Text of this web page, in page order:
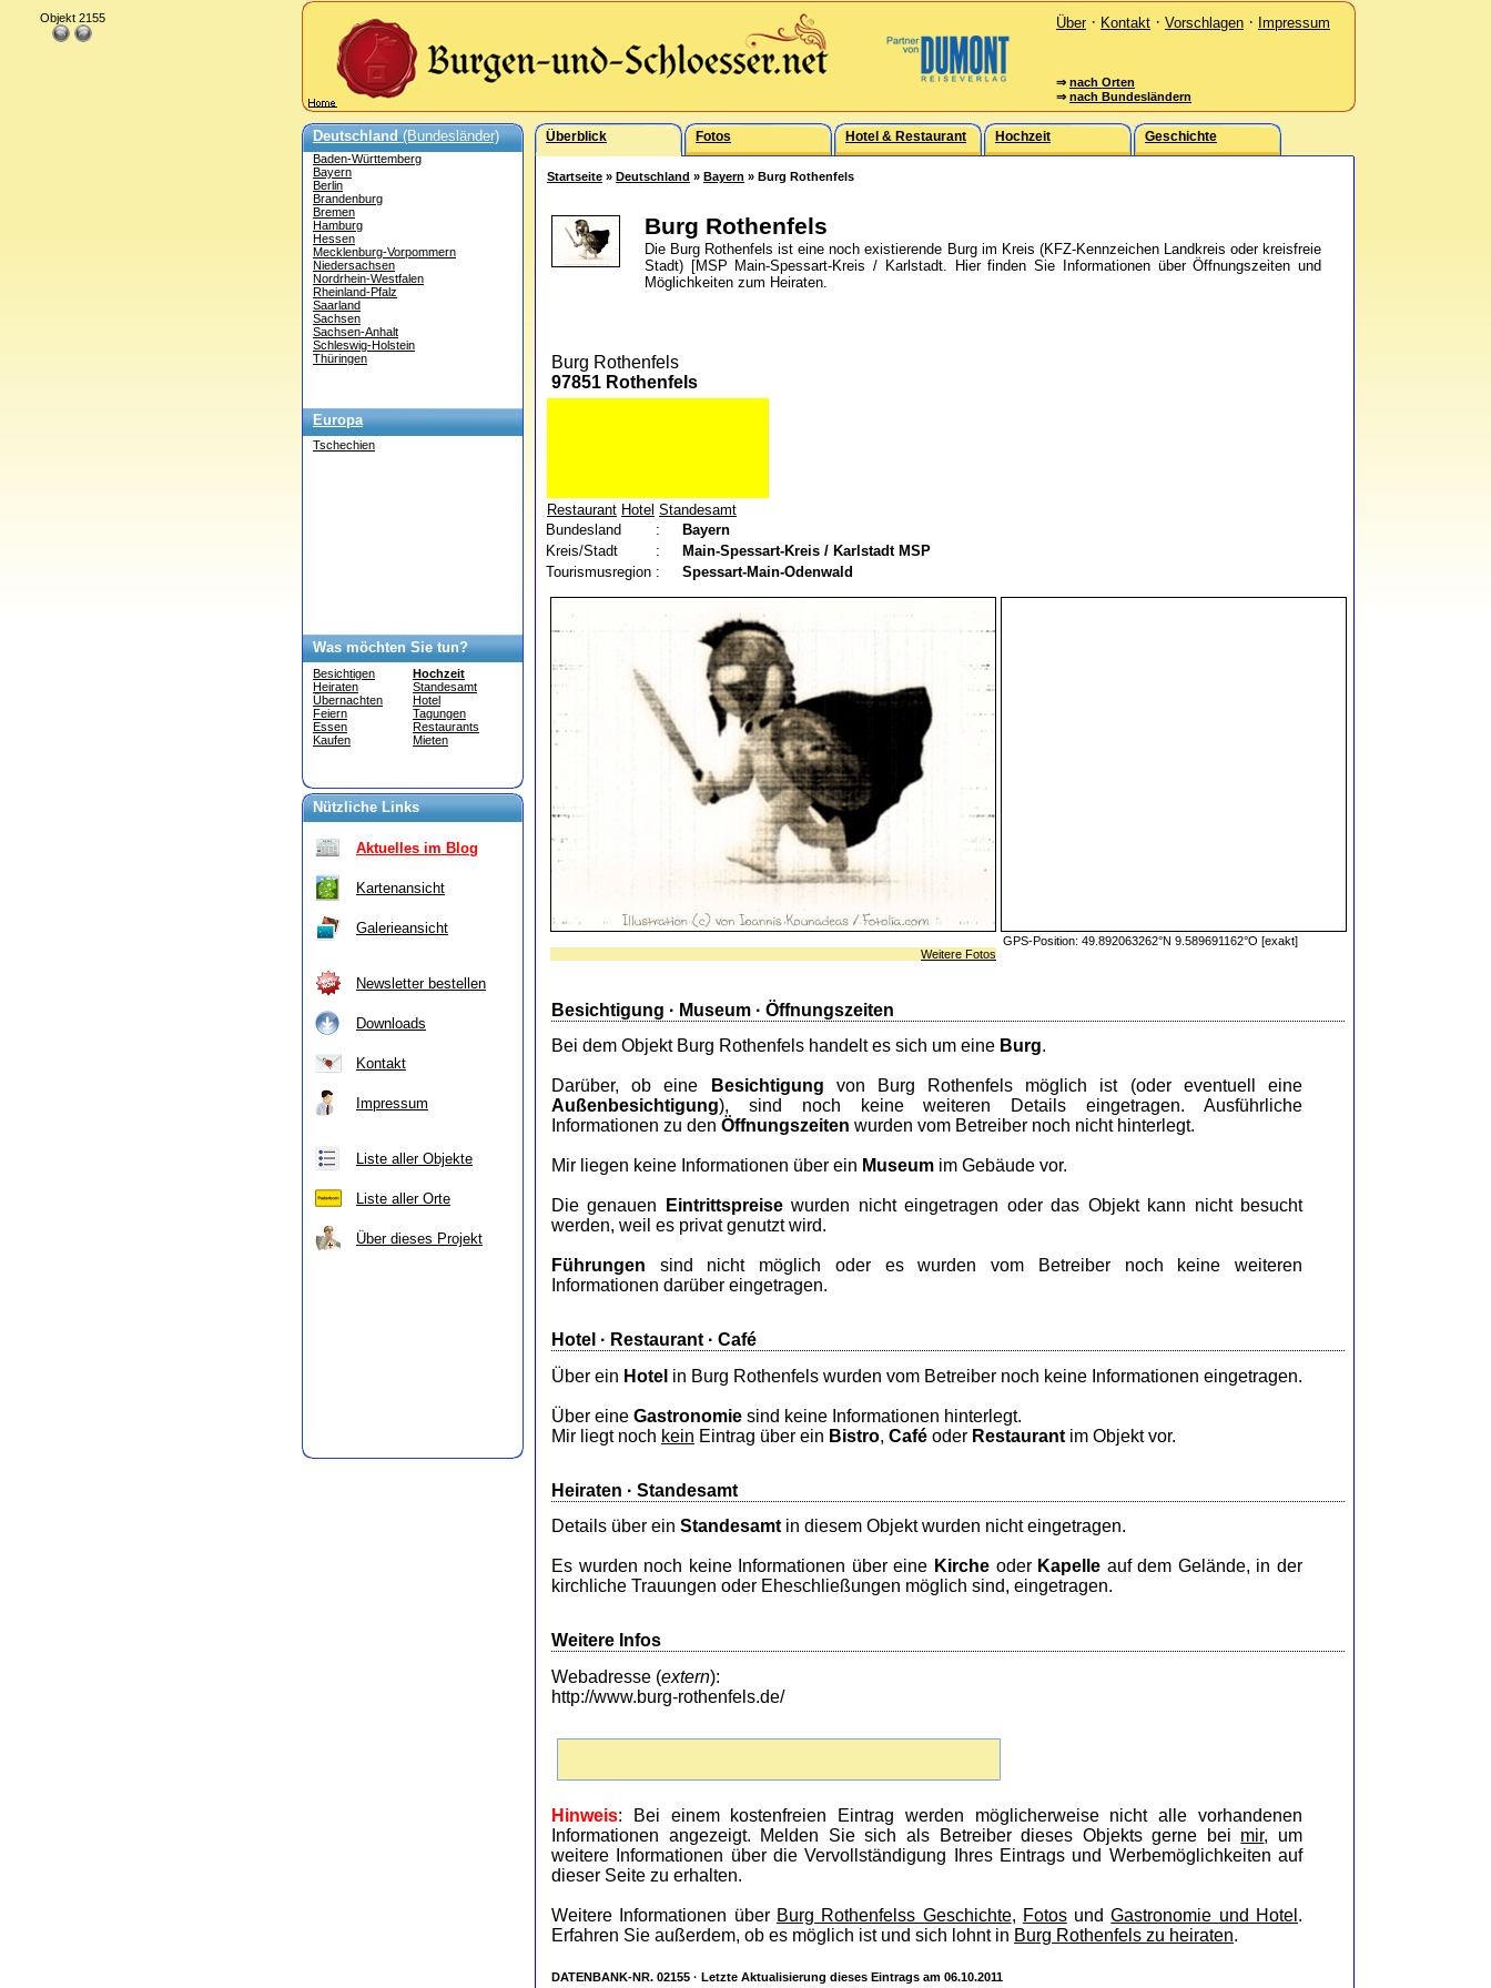
Über· Kontakt · Vorschlagen · Impressum
⇒ nach Orten
⇒ nach Bundesländern
Deutschland(Bundesländer)
Baden-Württemberg
Bayern
Berlin
Brandenburg
Bremen
Hamburg
Hessen
Mecklenburg-Vorpommern
Niedersachsen
Nordrhein-Westfalen
Rheinland-Pfalz
Saarland
Sachsen
Sachsen-Anhalt
Schleswig-Holstein
Thüringen
Europa
Tschechien
Was möchten Sie tun?
Besichtigen
Heiraten
Übernachten
Feiern
Essen
Kaufen
Hochzeit
Standesamt
Hotel
Tagungen
Restaurants
Mieten
Nützliche Links
Aktuelles im Blog
Kartenansicht
Galerieansicht
Newsletter bestellen
Downloads
Kontakt
Impressum
Liste aller Objekte
Liste aller Orte
Über dieses Projekt
Überblick Fotos Hotel & Restaurant Hochzeit Geschichte
Startseite » Deutschland » Bayern » Burg Rothenfels
Burg Rothenfels
Die Burg Rothenfels ist eine noch existierende Burg im Kreis (KFZ-Kennzeichen Landkreis oder kreisfreie
Stadt) [MSP Main-Spessart-Kreis / Karlstadt. Hier finden Sie Informationen über Öffnungszeiten und
Möglichkeiten zum Heiraten.
Burg Rothenfels
97851 Rothenfels
Restaurant Hotel Standesamt
Bundesland
:
Bayern
Kreis/Stadt
: Main-Spessart-Kreis / Karlstadt MSP
Tourismusregion : Spessart-Main-Odenwald
GPS-Position: 49.892063262°N 9.589691162°O [exakt]
Weitere Fotos
Besichtigung · Museum · Öffnungszeiten
Bei dem Objekt Burg Rothenfels handelt es sich um eine Burg.
Darüber, ob eine Besichtigung von Burg Rothenfels möglich ist (oder eventuell eine
Außenbesichtigung), sind noch keine weiteren Details eingetragen. Ausführliche
Informationen zu den Öffnungszeiten wurden vom Betreiber noch nicht hinterlegt.
Mir liegen keine Informationen über ein Museum im Gebäude vor.
Die genauen Eintrittspreisewurden nicht eingetragen oder das Objekt kann nicht besucht
werden, weil es privat genutzt wird.
Führungen sind nicht möglich oder es wurden vom Betreiber noch keine weiteren
Informationen darüber eingetragen.
Hotel · Restaurant · Café
Über ein Hotel in Burg Rothenfels wurden vom Betreiber noch keine Informationen eingetragen.
Über eine Gastronomie sind keine Informationen hinterlegt.
Mir liegt noch kein Eintrag über ein Bistro, Café oder Restaurant im Objekt vor.
Heiraten · Standesamt
Details über ein Standesamt in diesem Objekt wurden nicht eingetragen.
Es wurden noch keine Informationen über eine Kirche oder Kapelle auf dem Gelände, in der
kirchliche Trauungen oder Eheschließungen möglich sind, eingetragen.
Weitere Infos
Webadresse (extern):
http://www.burg-rothenfels.de/
Hinweis: Bei einem kostenfreien Eintrag werden möglicherweise nicht alle vorhandenen
Informationen angezeigt. Melden Sie sich als Betreiber dieses Objekts gerne bei mir, um
weitere Informationen über die Vervollständigung Ihres Eintrags und Werbemöglichkeiten auf
dieser Seite zu erhalten.
Weitere Informationen über Burg Rothenfelss Geschichte, FotosundGastronomie und Hotel .
Erfahren Sie außerdem, ob es möglich ist und sich lohnt in Burg Rothenfels zu heiraten.
DATENBANK-NR. 02155 · Letzte Aktualisierung dieses Eintrags am 06.10.2011
Objekt 2155